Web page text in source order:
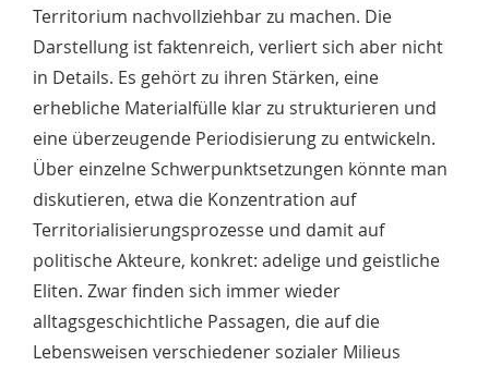
Territorium nachvollziehbar zu machen. Die
Darstellung ist faktenreich, verliert sich aber nicht
in Details. Es gehört zu ihren Stärken, eine
erhebliche Materialfülle klar zu strukturieren und
eine überzeugende Periodisierung zu entwickeln.
Über einzelne Schwerpunktsetzungen könnte man
diskutieren, etwa die Konzentration auf
Territorialisierungsprozesse und damit auf
politische Akteure, konkret: adelige und geistliche
Eliten. Zwar finden sich immer wieder
alltagsgeschichtliche Passagen, die auf die
Lebensweisen verschiedener sozialer Milieus